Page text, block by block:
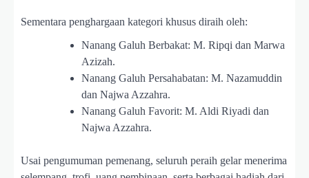
Sementara penghargaan kategori khusus diraih oleh:
Nanang Galuh Berbakat: M. Ripqi dan Marwa
Azizah.
Nanang Galuh Persahabatan: M. Nazamuddin
dan Najwa Azzahra.
Nanang Galuh Favorit: M. Aldi Riyadi dan
Najwa Azzahra.
Usai pengumuman pemenang, seluruh peraih gelar menerima